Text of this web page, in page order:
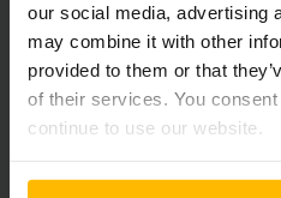
our social media, advertising
may combine it with other
provided to them or that
of their services. You
continue to use our website.
Peak shaving: bepaling
energieverbruik